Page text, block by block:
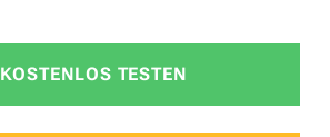
KOSTENLOS TESTEN